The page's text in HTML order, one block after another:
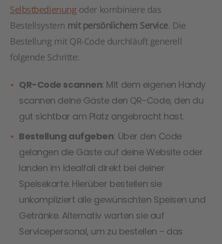
Selbstbedienung oder kombiniere das
Bestellsystem mit persönlichem Service. Die
Bestellung mit QR-Code durchläuft generell
folgende Schritte:
QR-Code scannen: Mit dem eigenen Handy
scannen deine Gäste den QR-Code, den du
gut sichtbar am Platz angebracht hast.
Bestellung aufgeben: Über den Code
gelangen die Gäste auf deine Website oder
landen im Idealfall direkt bei deiner
Speisekarte. Hierüber bestellen sie
unkompliziert alle gewünschten Speisen und
Getränke. Alternativ warten sie auf
Servicepersonal, um zu bestellen – das